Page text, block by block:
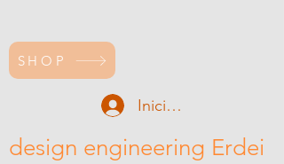
SHOP
Iniciar sesión
design engineering Erdei